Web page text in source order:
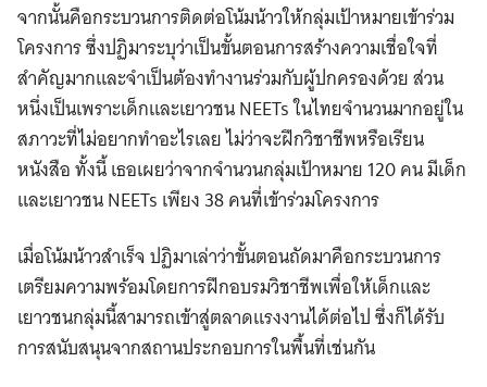
จากนั้นคือกระบวนการติดต่อโน้มน้าวให้กลุ่มเป้าหมายเข้าร่วม
โครงการ ซึ่งปฏิมาระบุว่าเป็นขั้นตอนการสร้างความเชื่อใจที่
สำคัญมากและจำเป็นต้องทำงานร่วมกับผู้ปกครองด้วย ส่วน
หนึ่งเป็นเพราะเด็กและเยาวชน NEETs ในไทยจำนวนมากอยู่ใน
สภาวะที่ไม่อยากทำอะไรเลย ไม่ว่าจะฝึกวิชาชีพหรือเรียน
หนังสือ ทั้งนี้ เธอเผยว่าจากจำนวนกลุ่มเป้าหมาย 120 คน มีเด็ก
และเยาวชน NEETs เพียง 38 คนที่เข้าร่วมโครงการ
เมื่อโน้มน้าวสำเร็จ ปฏิมาเล่าว่าขั้นตอนถัดมาคือกระบวนการ
เตรียมความพร้อมโดยการฝึกอบรมวิชาชีพเพื่อให้เด็กและ
เยาวชนกลุ่มนี้สามารถเข้าสู่ตลาดแรงงานได้ต่อไป ซึ่งก็ได้รับ
การสนับสนุนจากสถานประกอบการในพื้นที่เช่นกัน